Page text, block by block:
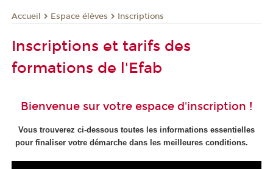
Accueil Espace élèves Inscriptions
Inscriptions et tarifs des
formations de l'Efab
Bienvenue sur votre espace d'inscription !
Vous trouverez ci-dessous toutes les informations essentielles
pour finaliser votre démarche dans les meilleures conditions.